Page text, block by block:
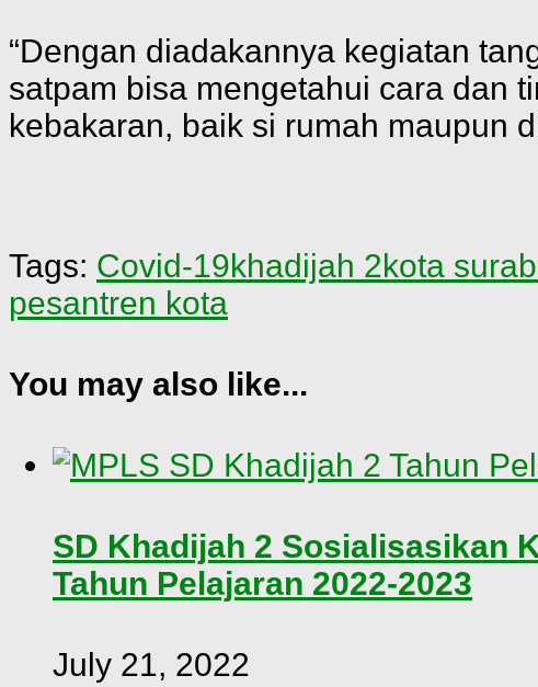
“Dengan diadakannya kegiatan
satpam bisa mengetahui cara dan
kebakaran, baik si rumah maupun
Tags: Covid-19khadijah 2kota
pesantren kota
You may also like...
SD Khadijah 2 Sosialisasikan
Tahun Pelajaran 2022-2023
July 21, 2022